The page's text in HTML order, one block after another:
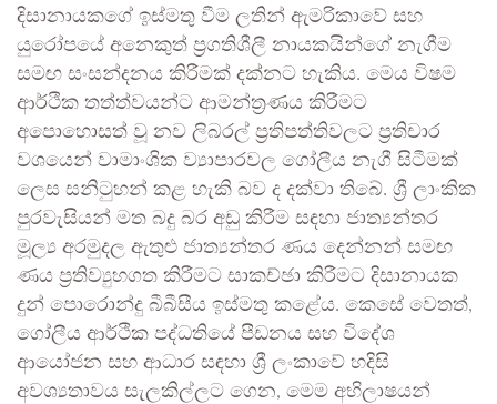
දිසානායකගේ ඉස්මතු වීම ලතින් ඇමරිකාවේ සහ
යුරෝපයේ අනෙකුත් ප්‍රගතිශීලී නායකයින්ගේ නැගීම
සමඟ සංසන්දනය කිරීමක් දක්නට හැකිය. මෙය විෂම
ආර්ථික තත්ත්වයන්ට ආමන්ත්‍රණය කිරීමට
අපොහොසත් වූ නව ලිබරල් ප්‍රතිපත්තිවලට ප්‍රතිචාර
වශයෙන් වාමාංශික ව්‍යාපාරවල ගෝලීය නැගී සිටීමක්
ලෙස සනිටුහන් කළ හැකි බව ද දක්වා තිබේ. ශ්‍රී ලාංකික
පුරවැසියන් මත බදු බර අඩු කිරීම සඳහා ජාත්‍යන්තර
මූල්‍ය අරමුදල ඇතුළු ජාත්‍යන්තර ණය දෙන්නන් සමඟ
ණය ප්‍රතිව්‍යුහගත කිරීමට සාකච්ඡා කිරීමට දිසානායක
දුන් පොරොන්දු බීබීසීය ඉස්මතු කළේය. කෙසේ වෙතත්,
ගෝලීය ආර්ථික පද්ධතියේ පීඩනය සහ විදේශ
ආයෝජන සහ ආධාර සඳහා ශ්‍රී ලංකාවේ හදිසි
අවශ්‍යතාවය සැලකිල්ලට ගෙන, මෙම අභිලාෂයන්